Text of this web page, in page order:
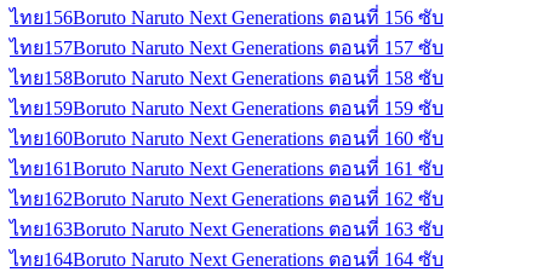
ไทย156Boruto Naruto Next Generations ตอนที่ 156 ซับ
ไทย157Boruto Naruto Next Generations ตอนที่ 157 ซับ
ไทย158Boruto Naruto Next Generations ตอนที่ 158 ซับ
ไทย159Boruto Naruto Next Generations ตอนที่ 159 ซับ
ไทย160Boruto Naruto Next Generations ตอนที่ 160 ซับ
ไทย161Boruto Naruto Next Generations ตอนที่ 161 ซับ
ไทย162Boruto Naruto Next Generations ตอนที่ 162 ซับ
ไทย163Boruto Naruto Next Generations ตอนที่ 163 ซับ
ไทย164Boruto Naruto Next Generations ตอนที่ 164 ซับ